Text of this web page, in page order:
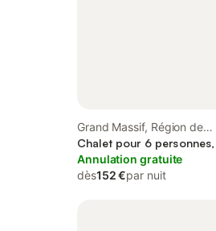
Grand Massif, Région de
Bonneville
Chalet pour 6
Annulation gratuite
dès152 €par nuit